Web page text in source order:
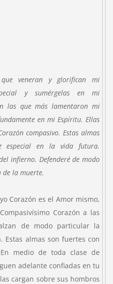
veneran y glorifican mi
y sumérgelas en mi
las que más lamentaron mi
en mi Espíritu. Ellas
compasivo. Estas almas
especial en la vida futura.
infierno. Defenderé de modo
de la muerte.
Corazón es el Amor mismo,
Corazón a las
de modo particular la
Estas almas son fuertes con
medio de toda clase de
adelante confiadas en tu
cargan sobre sus hombros